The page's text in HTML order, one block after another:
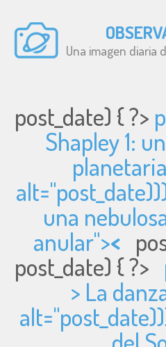
Una imagen diaria
post_date) { ?>
Shapley 1:
alt="
una
anular"><
post_date) { ?>
> La
alt="